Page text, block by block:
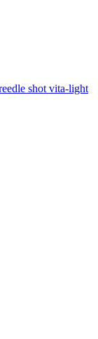
shot vita-light